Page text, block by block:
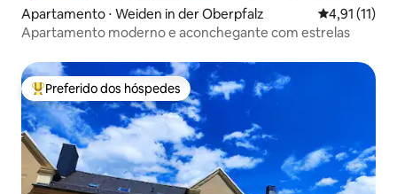
Apartamento ⋅ Weiden in der Oberpfalz 4,91 de uma
4,91 (11)
Apartamento moderno e aconchegante com estrelas
Entre os melhores preferidos dos hóspedes
Preferido dos hóspedes